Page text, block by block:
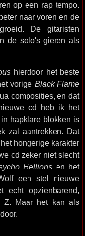
op een rap tempo.
naar voren en de
De gitaristen
de solo's gieren als
hierdoor het beste
vorige Black Flame
composities, en dat
cd heb ik het
hapklare blokken is
zal aantrekken. Dat
hongerige karakter
cd zeker niet slecht
Hellions en het
een stel nieuwe
echt opzienbarend,
Z. Maar het kan als